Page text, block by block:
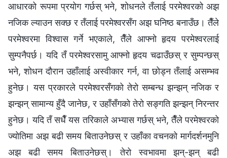
आधारको रूपमा प्रयोग गर्छस् भने, शोधनले तँलाई परमेश्‍वरको अझ
नजिक ल्याउन सक्छ र तँलाई परमेश्‍वरसँग अझ घनिष्ठ बनाउँछ। तैँले
परमेश्‍वरमा विश्‍वास गर्ने भएकाले, तैँले आफ्नो हृदय परमेश्‍वरलाई
सुम्‍पनैपर्छ। यदि तँ परमेश्‍वरसामु आफ्‍नो हृदय चढाउँछस् र सुम्पन्छस्
भने, शोधन दौरान उहाँलाई अस्वीकार गर्न, वा छोड्न तँलाई असम्भव
हुनेछ। यस प्रकारले परमेश्‍वरसँगको तेरो सम्बन्ध झन्झन् नजिक र
झन्झन् सामान्य हुँदै जानेछ, र उहाँसँगको तेरो सङ्गति झन्झन् निरन्तर
हुनेछ। यदि तँ सधैँ यस तरिकाले अभ्यास गर्छस् भने, तैँले परमेश्‍वरको
ज्योतिमा अझ बढी समय बिताउनेछस् र उहाँका वचनको मार्गदर्शनमुनि
अझ बढी समय बिताउनेछस्। तेरो स्वभावमा झन्-झन् बढी